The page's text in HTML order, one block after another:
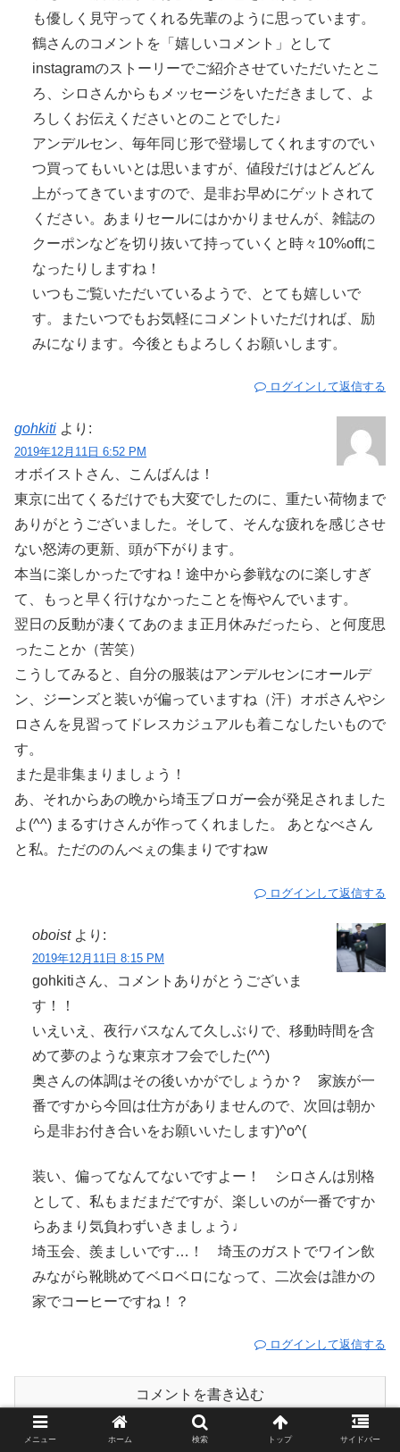
も優しく見守ってくれる先輩のように思っています。
鶴さんのコメントを「嬉しいコメント」として
instagramのストーリーでご紹介させていただいたとこ
ろ、シロさんからもメッセージをいただきまして、よ
ろしくお伝えくださいとのことでした♩
アンデルセン、毎年同じ形で登場してくれますのでい
つ買ってもいいとは思いますが、値段だけはどんどん
上がってきていますので、是非お早めにゲットされて
ください。あまりセールにはかかりませんが、雑誌の
クーポンなどを切り抜いて持っていくと時々10%offに
なったりしますね！
いつもご覧いただいているようで、とても嬉しいで
す。またいつでもお気軽にコメントいただければ、励
みになります。今後ともよろしくお願いします。
ログインして返信する
gohkiti より:
2019年12月11日 6:52 PM
オボイストさん、こんばんは！
東京に出てくるだけでも大変でしたのに、重たい荷物まで
ありがとうございました。そして、そんな疲れを感じさせ
ない怒涛の更新、頭が下がります。
本当に楽しかったですね！途中から参戦なのに楽しすぎ
て、もっと早く行けなかったことを悔やんでいます。
翌日の反動が凄くてあのまま正月休みだったら、と何度思
ったことか（苦笑）
こうしてみると、自分の服装はアンデルセンにオールデ
ン、ジーンズと装いが偏っていますね（汗）オボさんやシ
ロさんを見習ってドレスカジュアルも着こなしたいもので
す。
また是非集まりましょう！
あ、それからあの晩から埼玉ブロガー会が発足されました
よ(^^) まるすけさんが作ってくれました。 あとなべさん
と私。ただののんべぇの集まりですねw
ログインして返信する
oboist より:
2019年12月11日 8:15 PM
gohkitiさん、コメントありがとうございま
す！！
いえいえ、夜行バスなんて久しぶりで、移動時間を含
めて夢のような東京オフ会でした(^^)
奥さんの体調はその後いかがでしょうか？ 家族が一
番ですから今回は仕方がありませんので、次回は朝か
ら是非お付き合いをお願いいたします)^o^(
装い、偏ってなんてないですよー！ シロさんは別格
として、私もまだまだですが、楽しいのが一番ですか
らあまり気負わずいきましょう♩
埼玉会、羨ましいです…！ 埼玉のガストでワイン飲
みながら靴眺めてベロベロになって、二次会は誰かの
家でコーヒーですね！？
ログインして返信する
コメントを書き込む
ホーム Trip
メニュー ホーム 検索 トップ サイドバー